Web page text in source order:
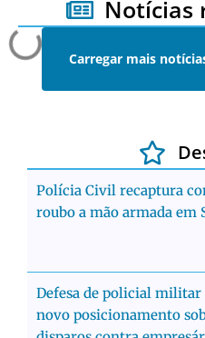
Notícias
Carregar mais
Polícia Civil recaptura
roubo a mão armada em
Defesa de policial
novo posicionamento